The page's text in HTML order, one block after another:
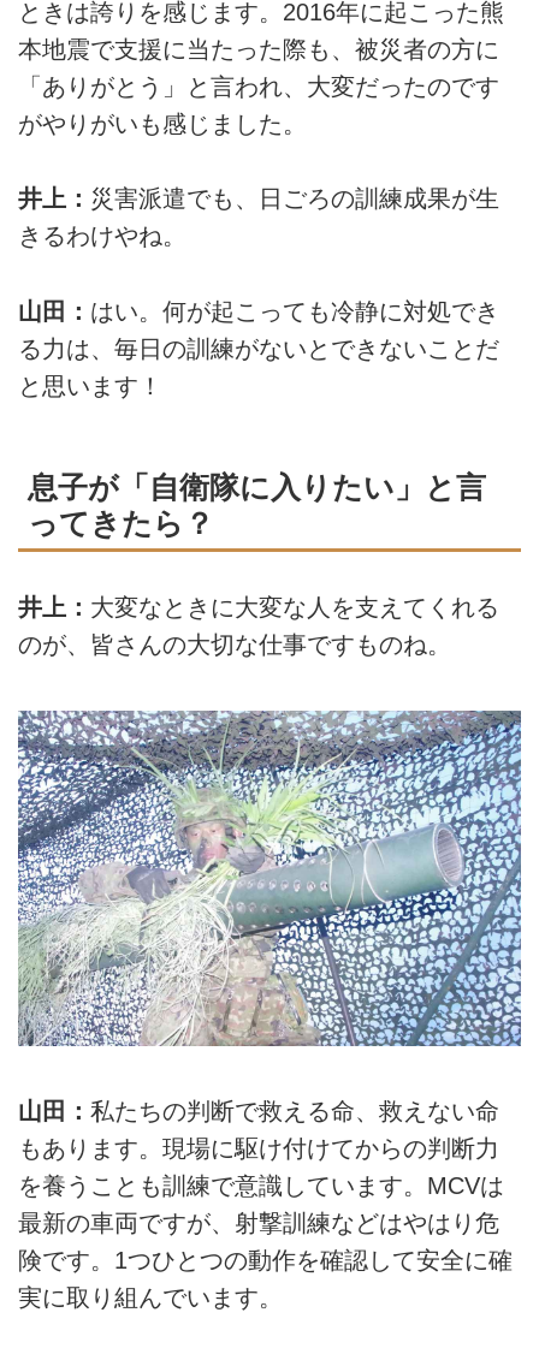
ときは誇りを感じます。2016年に起こった熊
本地震で支援に当たった際も、被災者の方に
「ありがとう」と言われ、大変だったのです
がやりがいも感じました。
井上： 災害派遣でも、日ごろの訓練成果が生
きるわけやね。
山田： はい。何が起こっても冷静に対処でき
る力は、毎日の訓練がないとできないことだ
と思います！
息子が「自衛隊に入りたい」と言
ってきたら？
井上： 大変なときに大変な人を支えてくれる
のが、皆さんの大切な仕事ですものね。
山田： 私たちの判断で救える命、救えない命
もあります。現場に駆け付けてからの判断力
を養うことも訓練で意識しています。MCVは
最新の車両ですが、射撃訓練などはやはり危
険です。1つひとつの動作を確認して安全に確
実に取り組んでいます。